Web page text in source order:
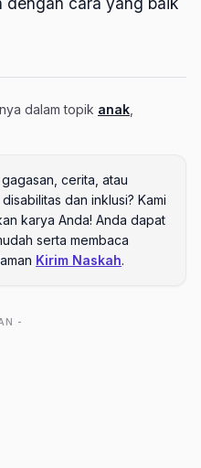
dalam topik anak
cerita, atau
dan inklusi? Kami
karya Anda! Anda dapat
serta membaca
Kirim Naskah.
-